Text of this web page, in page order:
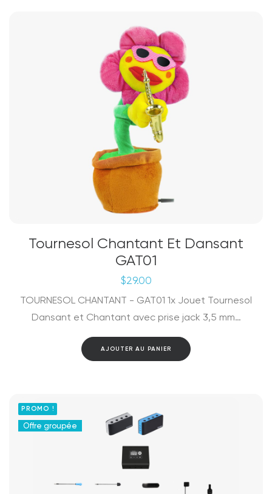
Tournesol Chantant Et Dansant
GAT01
$29.00
TOURNESOL CHANTANT - GAT01 1x Jouet Tournesol
Dansant et Chantant avec prise jack 3,5 mm…
AJOUTER AU PANIER
PROMO !
Offre groupée